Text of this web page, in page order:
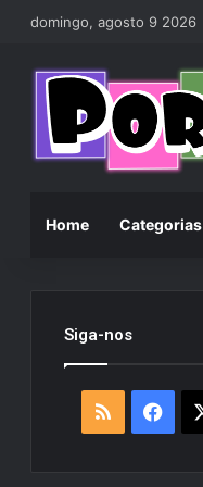
domingo, agosto 9 2026
Home Categorias
Siga-nos
R
F